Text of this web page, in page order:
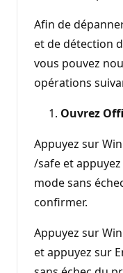
Afin de
et de détection
vous pouvez
opérations
Ouvrez
Appuyez sur
/safe et
mode sans
confirmer.
Appuyez sur
et appuyez sur